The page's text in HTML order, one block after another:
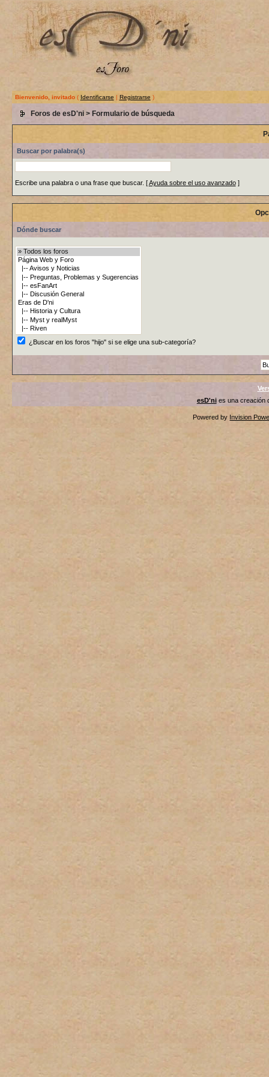
Bienvenido, invitado( Identificarse | Registrarse )
Foros de esD'ni> Formulario de búsqueda
Buscar por palabra(s)
Escribe una palabra o una frase que buscar. [Ayuda sobre el uso avanzado]
Dónde buscar
¿Buscar en los foros "hijo" si se elige una sub-categoría?
esD'nies una creación
Powered by Invision